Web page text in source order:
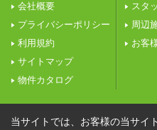
会社概要
プライバシーポリシー
利用規約
サイトマップ
物件カタログ
スタ
周辺
お客
当サイトでは、お客様の当サイ